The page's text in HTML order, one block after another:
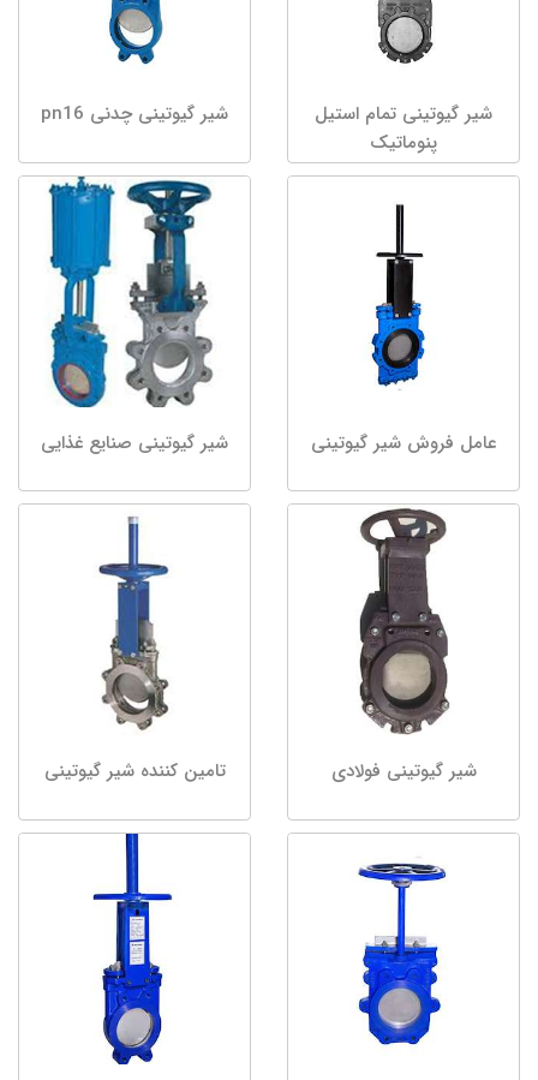
شیر گیوتینی تمام استیل
پنوماتیک
شیر گیوتینی چدنی pn16
عامل فروش شیر گیوتینی شیر گیوتینی صنایع غذایی
شیر گیوتینی فولادی تامین کننده شیر گیوتینی